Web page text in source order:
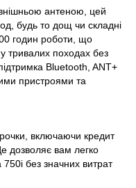
антеною, цей
будь то дощ чи складні
годин роботи, що
тривалих походах без
Bluetooth, ANT+
пристроями та
включаючи кредит
дозволяє вам легко
без значних витрат